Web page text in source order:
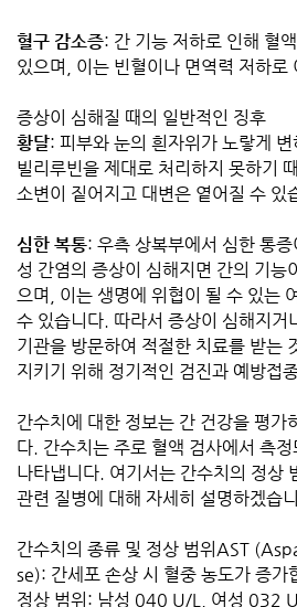
혈구 감소증: 간 기능 저하로 인해 혈
있으며, 이는 빈혈이나 면역력 저하로
증상이 심해질 때의 일반적인 징후
황달: 피부와 눈의 흰자위가 노랗게
빌리루빈을 제대로 처리하지 못하기
소변이 짙어지고 대변은 옅어질 수 있
심한 복통: 우측 상복부에서 심한 통
성 간염의 증상이 심해지면 간의 기능
으며, 이는 생명에 위협이 될 수 있는
수 있습니다. 따라서 증상이 심해지거
기관을 방문하여 적절한 치료를 받는
지키기 위해 정기적인 검진과 예방접
간수치에 대한 정보는 간 건강을 평가
다. 간수치는 주로 혈액 검사에서 측
나타냅니다. 여기서는 간수치의 정상
관련 질병에 대해 자세히 설명하겠습
간수치의 종류 및 정상 범위AST
se): 간세포 손상 시 혈중 농도가 증가
정상 범위: 남성 040 U/L, 여성 032